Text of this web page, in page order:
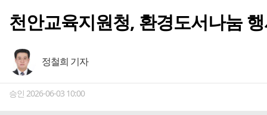
천안교육지원청, 환경도서나눔
정철희 기자
승인 2026-06-03 10:00